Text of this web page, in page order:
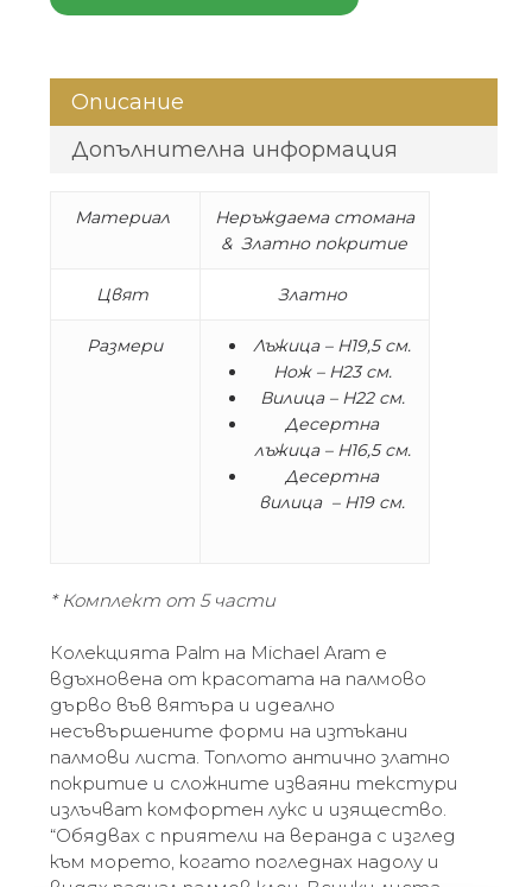
Описание
Допълнителна информация
Материал
Неръждаема стомана
& Златно покритие
Цвят Златно
Размери
Лъжица – H19,5 см.
Нож – H23 см.
Вилица – H22 см.
Десертна
лъжица – H16,5 см.
Десертна
вилица – H19 см.
* Комплект от 5 части
Колекцията Palm на Michael Aram е
вдъхновена от красотата на палмово
дърво във вятъра и идеално
несъвършените форми на изтъкани
палмови листа. Топлото антично златно
покритие и сложните изваяни текстури
излъчват комфортен лукс и изящество.
“Обядвах с приятели на веранда с изглед
към морето, когато погледнах надолу и